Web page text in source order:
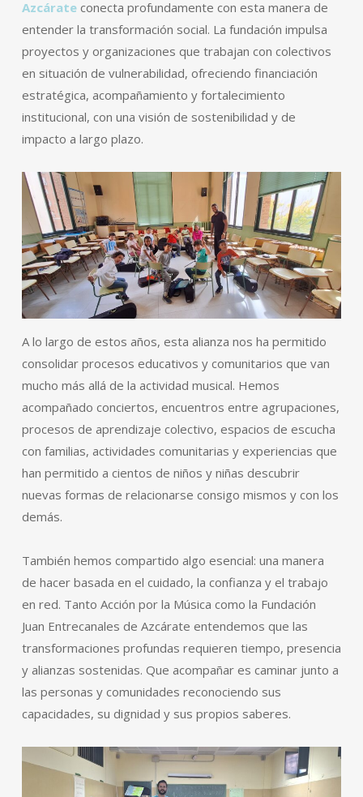
Azcárateconecta profundamente con esta manera de
entender la transformación social. La fundación impulsa
proyectos y organizaciones que trabajan con colectivos
en situación de vulnerabilidad, ofreciendo financiación
estratégica, acompañamiento y fortalecimiento
institucional, con una visión de sostenibilidad y de
impacto a largo plazo.
A lo largo de estos años, esta alianza nos ha permitido
consolidar procesos educativos y comunitarios que van
mucho más allá de la actividad musical. Hemos
acompañado conciertos, encuentros entre agrupaciones,
procesos de aprendizaje colectivo, espacios de escucha
con familias, actividades comunitarias y experiencias que
han permitido a cientos de niños y niñas descubrir
nuevas formas de relacionarse consigo mismos y con los
demás.
También hemos compartido algo esencial: una manera
de hacer basada en el cuidado, la confianza y el trabajo
en red. Tanto Acción por la Música como la Fundación
Juan Entrecanales de Azcárate entendemos que las
transformaciones profundas requieren tiempo, presencia
y alianzas sostenidas. Que acompañar es caminar junto a
las personas y comunidades reconociendo sus
capacidades, su dignidad y sus propios saberes.